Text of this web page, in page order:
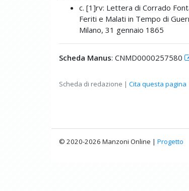
c. [1]rv: Lettera di Corrado
Feriti e Malati in Tempo di
Milano, 31 gennaio 1865
Scheda Manus: CNMD0000257580
Scheda di redazione | Cita questa pagina
© 2020-2026 Manzoni Online | Progetto